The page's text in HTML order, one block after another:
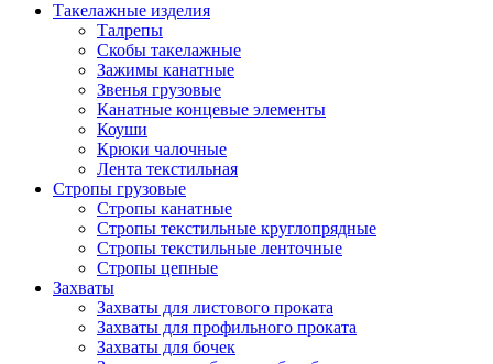
Такелажные изделия
Талрепы
Скобы такелажные
Зажимы канатные
Звенья грузовые
Канатные концевые элементы
Коуши
Крюки чалочные
Лента текстильная
Стропы грузовые
Стропы канатные
Стропы текстильные круглопрядные
Стропы текстильные ленточные
Стропы цепные
Захваты
Захваты для листового проката
Захваты для профильного проката
Захваты для бочек